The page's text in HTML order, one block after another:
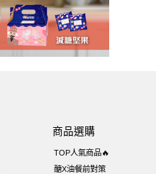
商品選購
TOP人氣商品🔥
醣X油餐前對策